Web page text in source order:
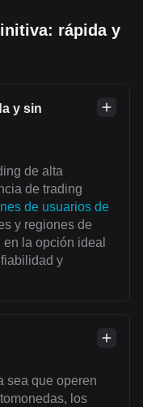
rápida y
y sin
de alta
de trading
de usuarios de
y regiones de
la opción ideal
y
sea que operen
los